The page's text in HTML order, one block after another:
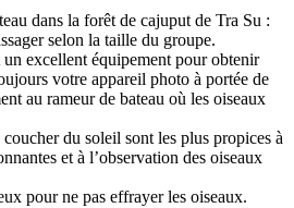
dans la forêt de cajuput de Tra Su :
selon la taille du groupe.
excellent équipement pour obtenir
votre appareil photo à portée de
au rameur de bateau où les oiseaux
du soleil sont les plus propices à
et à l’observation des oiseaux
pour ne pas effrayer les oiseaux.